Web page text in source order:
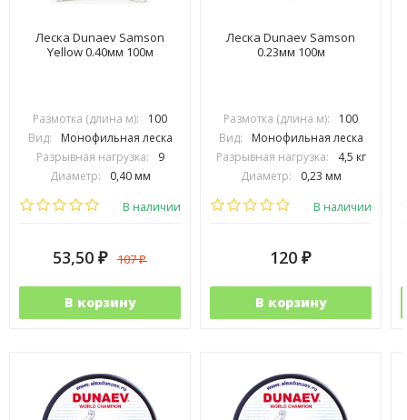
Леска Dunaev Samson
Yellow 0.40мм 100м
Размотка (длина м):
100
Вид:
Монофильная леска
Разрывная нагрузка:
9
Диаметр:
0,40 мм
Выберите цвет:
В наличии
53,50 ₽ 107₽
В корзину
Леска Dunaev Samson
0.23мм 100м
Размотка (длина м):
100
Вид:
Монофильная леска
Разрывная нагрузка:
4,5 кг
Диаметр:
0,23 мм
Выберите цвет:
В наличии
120 ₽
В корзину